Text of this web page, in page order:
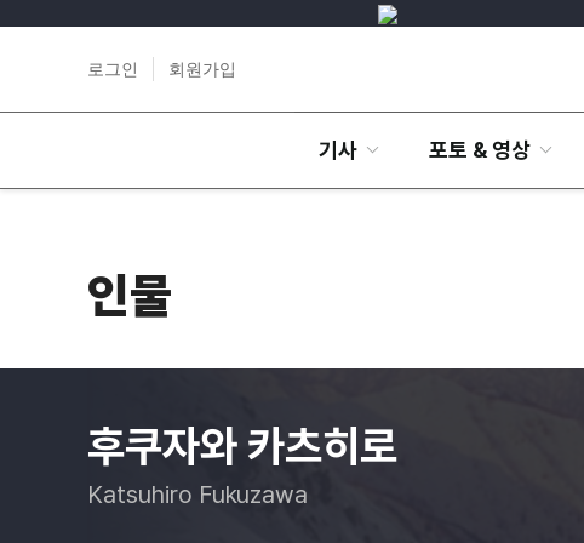
로그인 회원가입
기사 포토 & 영상
인물
후쿠자와 카츠히로
Katsuhiro Fukuzawa